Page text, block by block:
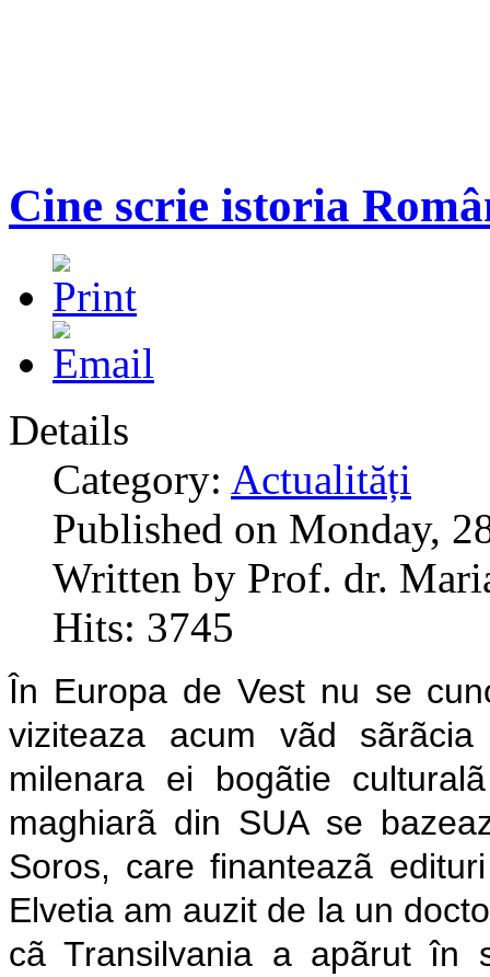
Cine scrie istoria
Details
Category: Actualități
Published on Monday,
Written by Prof. dr.
Hits: 3745
În Europa de Vest nu se
viziteaza acum vãd
milenara ei bogãtie
maghiarã din SUA se
Soros, care finanteazã
Elvetia am auzit de la un
cã Transilvania a apãrut în